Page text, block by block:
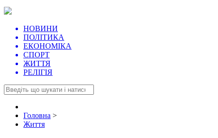
НОВИНИ
ПОЛІТИКА
ЕКОНОМІКА
СПОРТ
ЖИТТЯ
РЕЛІГІЯ
Головна >
Життя